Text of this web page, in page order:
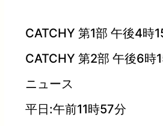
CATCHY 第1部 午後4時
CATCHY 第2部 午後6時
ニュース
平日:午前11時57分